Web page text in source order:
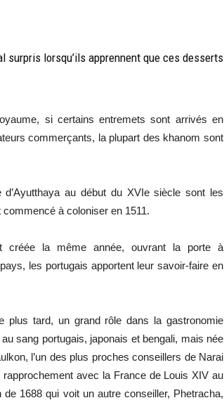
surpris lorsqu’ils apprennent que ces desserts
si certains entremets sont arrivés en
commerçants, la plupart des khanom sont
au début du XVIe siècle sont les
commencé à coloniser en 1511.
créée la même année, ouvrant la porte à
les portugais apportent leur savoir-faire en
plus tard, un grand rôle dans la gastronomie
sang portugais, japonais et bengali, mais née
l’un des plus proches conseillers de Narai
avec la France de Louis XIV au
1688 qui voit un autre conseiller, Phetracha,